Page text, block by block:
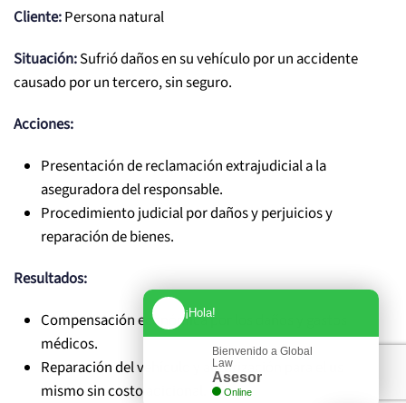
Cliente:Persona natural
Situación:Sufrió daños en su vehículo por un accidente
causado por un tercero, sin seguro.
Acciones:
Presentación de reclamación extrajudicial a la
aseguradora del responsable.
Procedimiento judicial por daños y perjuicios y
reparación de bienes.
Resultados:
Compensación económica por los daños y gastos
médicos.
Reparación del vehículo y autorización para el uso del
mismo sin costo adicional.
¡Hola!
Bienvenido a Global
Law
Asesor
Online